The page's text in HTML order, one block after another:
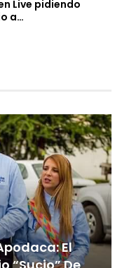
Live pidiendo
a…
El